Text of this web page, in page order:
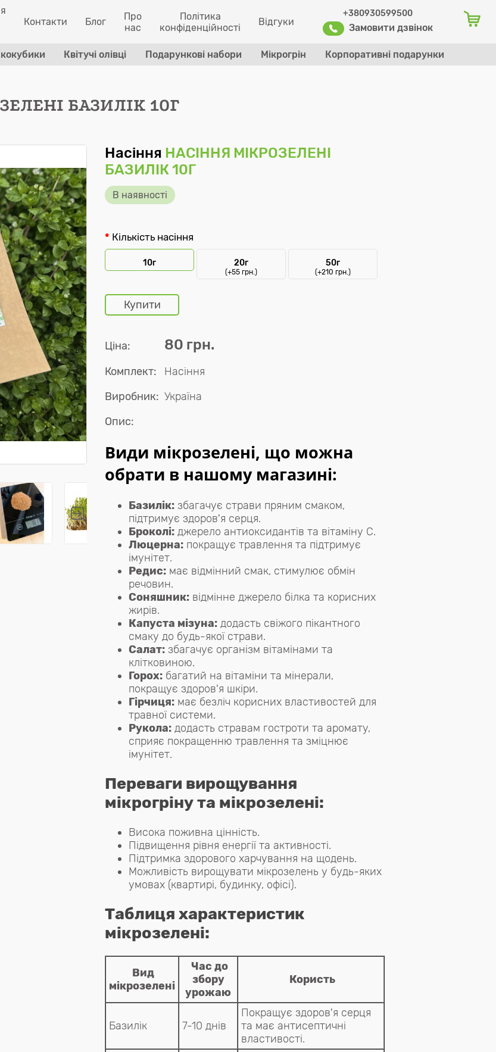
Контакти Блог
Про
нас
Політика
конфіденційності
Відгуки
+380930599500
Замовити дзвінок
Квітучі олівці Подарункові набори Мікрогрін Корпоративні подарунки
БАЗИЛІК 10Г
Насіння НАCІННЯ МІКРОЗЕЛЕНІ
БАЗИЛІК 10Г
В наявності
Кількість насіння
10г 20г
(+55 грн.)
50г
(+210 грн.)
Купити
Ціна: 80 грн.
Комплект:
Насіння
Виробник: Україна
Опис:
Види мікрозелені, що можна
обрати в нашому магазині:
Базилік: збагачує страви пряним смаком,
підтримує здоров'я серця.
Броколі: джерело антиоксидантів та вітаміну C.
Люцерна: покращує травлення та підтримує
імунітет.
Редис: має відмінний смак, стимулює обмін
речовин.
Соняшник: відмінне джерело білка та корисних
жирів.
Капуста мізуна: додасть свіжого пікантного
смаку до будь-якої страви.
Салат: збагачує організм вітамінами та
клітковиною.
Горох: багатий на вітаміни та мінерали,
покращує здоров'я шкіри.
Гірчиця: має безліч корисних властивостей для
травної системи.
Рукола: додасть стравам гостроти та аромату,
сприяє покращенню травлення та зміцнює
імунітет.
Переваги вирощування
мікрогріну та мікрозелені:
Висока поживна цінність.
Підвищення рівня енергії та активності.
Підтримка здорового харчування на щодень.
Можливість вирощувати мікрозелень у будь-яких
умовах (квартирі, будинку, офісі).
Таблиця характеристик
мікрозелені:
Вид
мікрозелені
Час до
збору
урожаю
Користь
Базилік 7-10 днів
Покращує здоров'я серця
та має антисептичні
властивості.